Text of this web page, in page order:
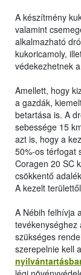
A készítmény
valamint
alkalmazható
kukoricamoly,
védekezhetnek
Amellett, hogy
a gazdák,
betartása is. A
sebessége 15
azt is, hogy a
50%-os térfogat
Coragen 20 SC
csökkentő
A kezelt
A Nébih felhívja
szükséges
szerepelnie kell